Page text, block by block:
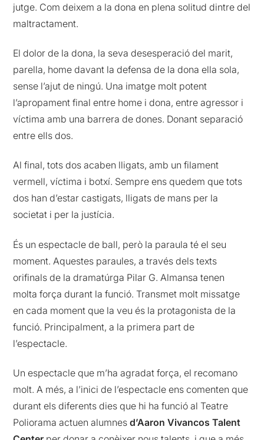
jutge. Com deixem a la dona en plena solitud dintre del
maltractament.
El dolor de la dona, la seva desesperació del marit,
parella, home davant la defensa de la dona ella sola,
sense l’ajut de ningú. Una imatge molt potent
l’apropament final entre home i dona, entre agressor i
víctima amb una barrera de dones. Donant separació
entre ells dos.
Al final, tots dos acaben lligats, amb un filament
vermell, víctima i botxí. Sempre ens quedem que tots
dos han d’estar castigats, lligats de mans per la
societat i per la justícia.
És un espectacle de ball, però la paraula té el seu
moment. Aquestes paraules, a través dels texts
orifinals de la dramatúrga Pilar G. Almansa tenen
molta força durant la funció. Transmet molt missatge
en cada moment que la veu és la protagonista de la
funció. Principalment, a la primera part de
l’espectacle.
Un espectacle que m’ha agradat força, el recomano
molt. A més, a l’inici de l’espectacle ens comenten que
durant els diferents dies que hi ha funció al Teatre
Poliorama actuen alumnesd’Aaron Vivancos Talent